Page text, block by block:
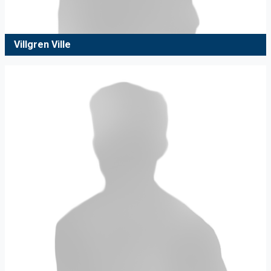
Villgren Ville